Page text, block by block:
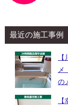
最近の施工事例
メ
の